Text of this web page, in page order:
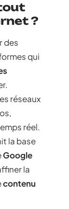
?
des
qui
réseaux
réel.
la base
Google
la
contenu